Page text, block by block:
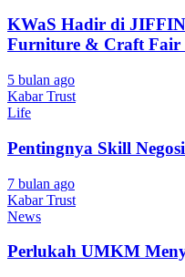
KWaS Hadir di
Furniture & Craft Fair
5 bulan ago
Kabar Trust
Life
Pentingnya Skill
7 bulan ago
Kabar Trust
News
Perlukah UMKM